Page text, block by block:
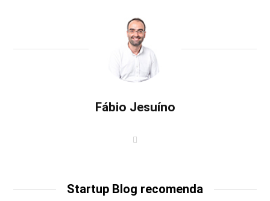
Fábio Jesuíno
Startup Blog recomenda